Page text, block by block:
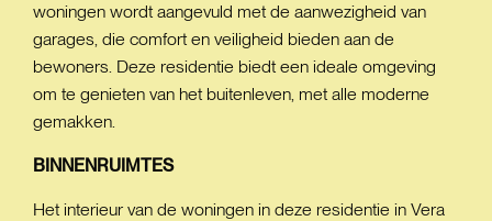
woningen wordt aangevuld met de aanwezigheid van
garages, die comfort en veiligheid bieden aan de
bewoners. Deze residentie biedt een ideale omgeving
om te genieten van het buitenleven, met alle moderne
gemakken.
BINNENRUIMTES
Het interieur van de woningen in deze residentie in Vera